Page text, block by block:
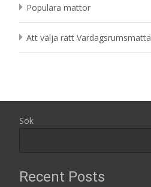
Populära mattor
Att välja rätt Vardagsrumsmatta
Sök
Recent Posts